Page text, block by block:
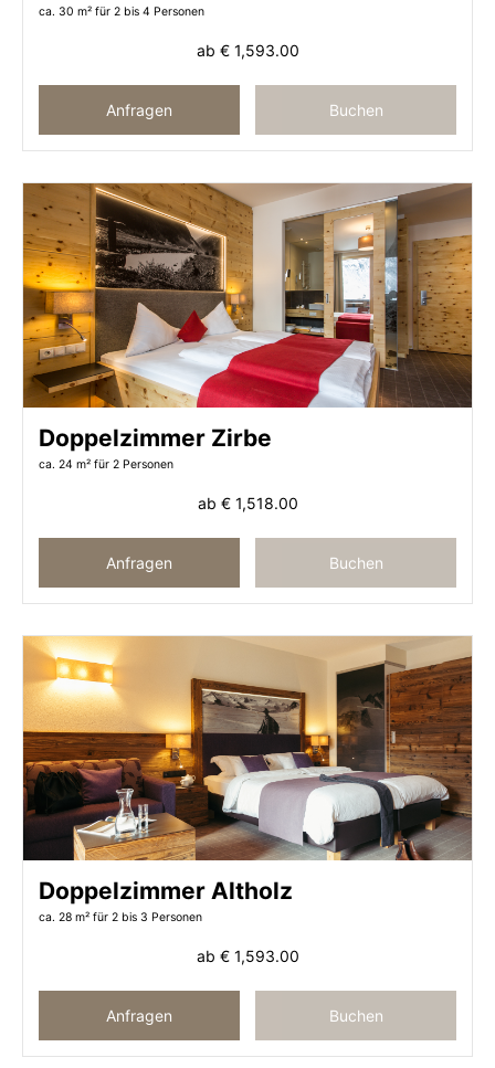
ZWISCHEN
HIMMEL UND BERGEN
NATURMOMENTE
VOR GROSSER BERGKULISSE
UND
ca. 30 m² für 2 bis 4 Personen
ab € 1,593.00
Anfragen Buchen
Doppelzimmer Zirbe
ca. 24 m² für 2 Personen
ab € 1,518.00
Anfragen Buchen
Doppelzimmer Altholz
ca. 28 m² für 2 bis 3 Personen
ab € 1,593.00
Anfragen Buchen